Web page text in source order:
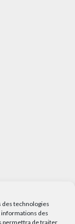
technologies
informations des
permettra de traiter